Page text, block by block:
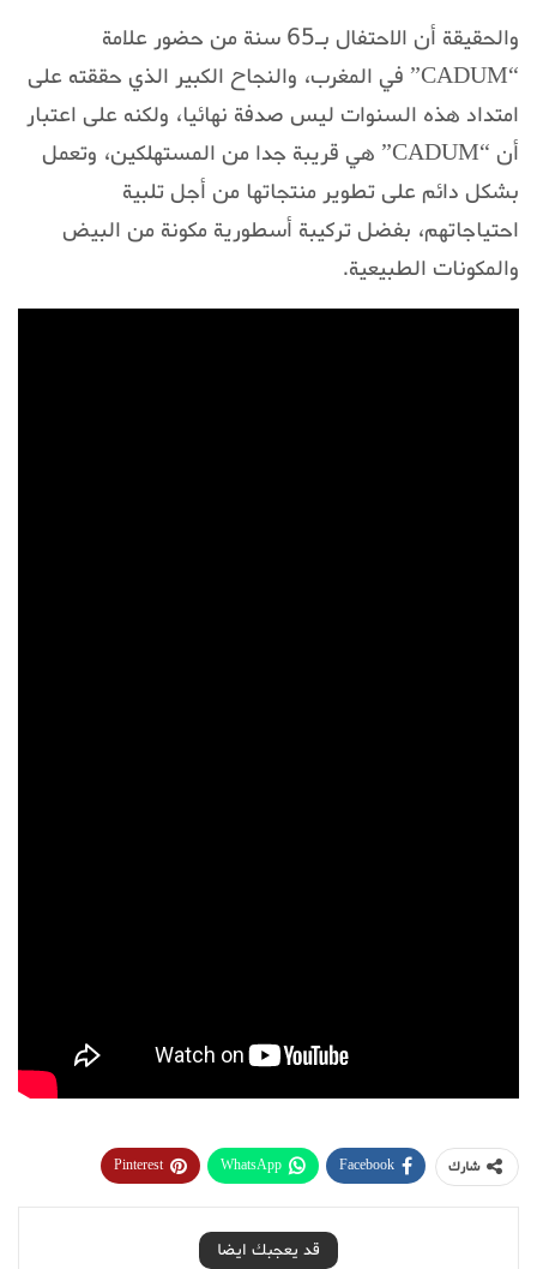
والحقيقة أن الاحتفال بـ65 سنة من حضور علامة
“CADUM” في المغرب، والنجاح الكبير الذي حققته على
امتداد هذه السنوات ليس صدفة نهائيا، ولكنه على اعتبار
أن “CADUM” هي قريبة جدا من المستهلكين، وتعمل
بشكل دائم على تطوير منتجاتها من أجل تلبية
احتياجاتهم، بفضل تركيبة أسطورية مكونة من البيض
والمكونات الطبيعية.
شارك Facebook
WhatsApp
Pinterest
قد يعجبك ايضا